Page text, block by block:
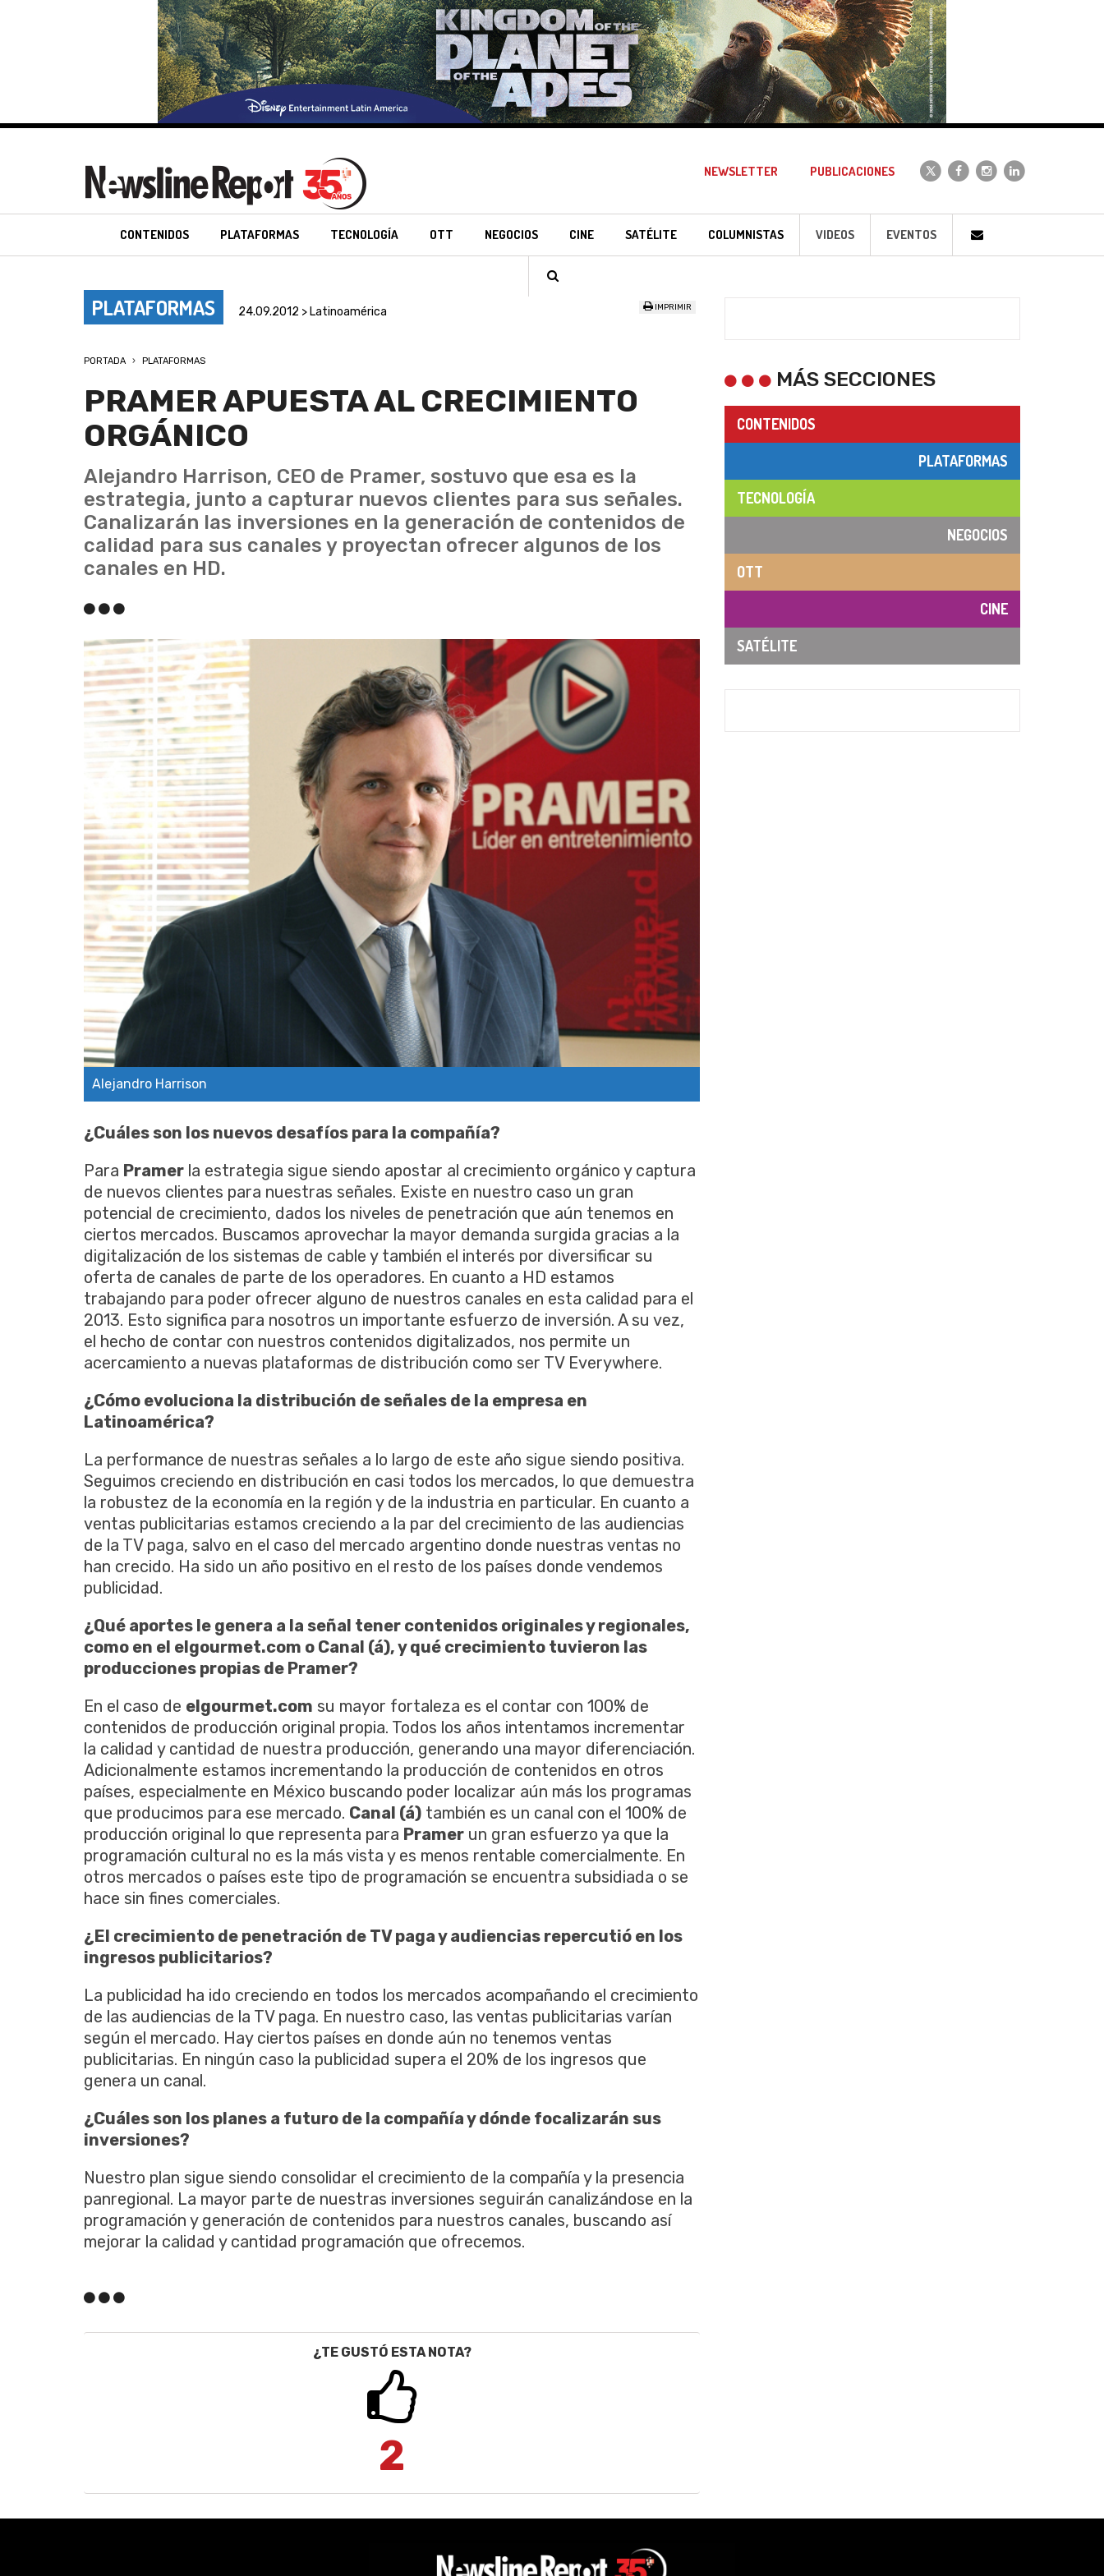
NEWSLETTER PUBLICACIONES
CONTENIDOS PLATAFORMAS TECNOLOGÍA OTT NEGOCIOS CINE SATÉLITE COLUMNISTAS VIDEOS EVENTOS
PLATAFORMAS 24.09.2012 > Latinoamérica IMPRIMIR
PORTADA PLATAFORMAS
PRAMER APUESTA AL CRECIMIENTO
ORGÁNICO
Alejandro Harrison, CEO de Pramer, sostuvo que esa es la
estrategia, junto a capturar nuevos clientes para sus señales.
Canalizarán las inversiones en la generación de contenidos de
calidad para sus canales y proyectan ofrecer algunos de los
canales en HD.
Alejandro Harrison
¿Cuáles son los nuevos desafíos para la compañía?
Para Pramer la estrategia sigue siendo apostar al crecimiento orgánico y captura
de nuevos clientes para nuestras señales. Existe en nuestro caso un gran
potencial de crecimiento, dados los niveles de penetración que aún tenemos en
ciertos mercados. Buscamos aprovechar la mayor demanda surgida gracias a la
digitalización de los sistemas de cable y también el interés por diversificar su
oferta de canales de parte de los operadores. En cuanto a HD estamos
trabajando para poder ofrecer alguno de nuestros canales en esta calidad para el
2013. Esto significa para nosotros un importante esfuerzo de inversión. A su vez,
el hecho de contar con nuestros contenidos digitalizados, nos permite un
acercamiento a nuevas plataformas de distribución como ser TV Everywhere.
¿Cómo evoluciona la distribución de señales de la empresa en
Latinoamérica?
La performance de nuestras señales a lo largo de este año sigue siendo positiva.
Seguimos creciendo en distribución en casi todos los mercados, lo que demuestra
la robustez de la economía en la región y de la industria en particular. En cuanto a
ventas publicitarias estamos creciendo a la par del crecimiento de las audiencias
de la TV paga, salvo en el caso del mercado argentino donde nuestras ventas no
han crecido. Ha sido un año positivo en el resto de los países donde vendemos
publicidad.
¿Qué aportes le genera a la señal tener contenidos originales y regionales,
como en el elgourmet.com o Canal (á), y qué crecimiento tuvieron las
producciones propias de Pramer?
En el caso de elgourmet.com su mayor fortaleza es el contar con 100% de
contenidos de producción original propia. Todos los años intentamos incrementar
la calidad y cantidad de nuestra producción, generando una mayor diferenciación.
Adicionalmente estamos incrementando la producción de contenidos en otros
países, especialmente en México buscando poder localizar aún más los programas
que producimos para ese mercado. Canal (á) también es un canal con el 100% de
producción original lo que representa para Pramer un gran esfuerzo ya que la
programación cultural no es la más vista y es menos rentable comercialmente. En
otros mercados o países este tipo de programación se encuentra subsidiada o se
hace sin fines comerciales.
¿El crecimiento de penetración de TV paga y audiencias repercutió en los
ingresos publicitarios?
La publicidad ha ido creciendo en todos los mercados acompañando el crecimiento
de las audiencias de la TV paga. En nuestro caso, las ventas publicitarias varían
según el mercado. Hay ciertos países en donde aún no tenemos ventas
publicitarias. En ningún caso la publicidad supera el 20% de los ingresos que
genera un canal.
¿Cuáles son los planes a futuro de la compañía y dónde focalizarán sus
inversiones?
Nuestro plan sigue siendo consolidar el crecimiento de la compañía y la presencia
panregional. La mayor parte de nuestras inversiones seguirán canalizándose en la
programación y generación de contenidos para nuestros canales, buscando así
mejorar la calidad y cantidad programación que ofrecemos.
¿TE GUSTÓ ESTA NOTA?
2
MÁS SECCIONES
CONTENIDOS
PLATAFORMAS
TECNOLOGÍA
NEGOCIOS
OTT
CINE
SATÉLITE